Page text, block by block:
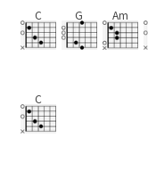
C G Am
C